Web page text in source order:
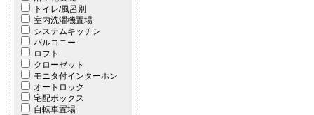
トイレ/風呂別
室内洗濯機置場
システムキッチン
バルコニー
ロフト
クローゼット
モニタ付インターホン
オートロック
宅配ボックス
自転車置場